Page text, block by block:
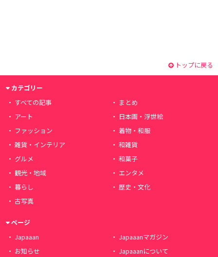
トップに戻る
カテゴリー
すべての記事
まとめ
アート
日本画・浮世絵
ファッション
着物・和服
雑貨・インテリア
和雑貨
グルメ
和菓子
観光・地域
エンタメ
暮らし
歴史・文化
古写真
ページ
Japaaan
Japaaanマガジン
お知らせ
Japaaanについて